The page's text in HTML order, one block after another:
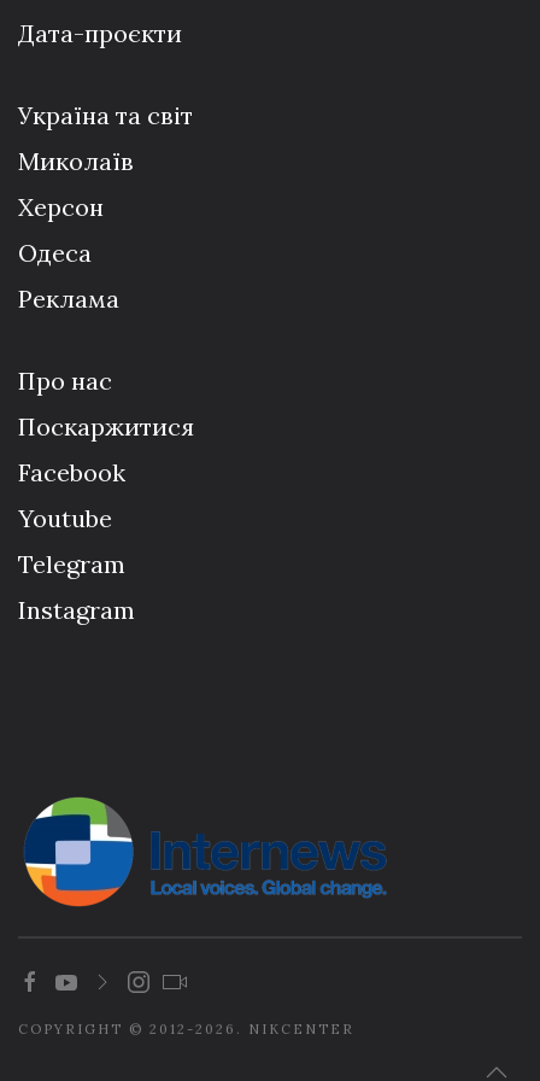
Дата-проєкти
Україна та світ
Миколаїв
Херсон
Одеса
Реклама
Про нас
Поскаржитися
Facebook
Youtube
Telegram
Instagram
COPYRIGHT © 2012-2026. NIKCENTER